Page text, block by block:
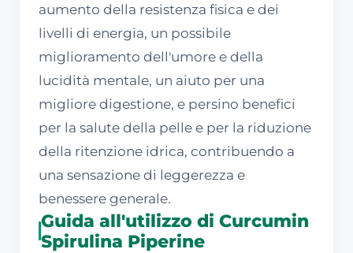
aumento della resistenza fisica e dei
livelli di energia, un possibile
miglioramento dell'umore e della
lucidità mentale, un aiuto per una
migliore digestione, e persino benefici
per la salute della pelle e per la riduzione
della ritenzione idrica, contribuendo a
una sensazione di leggerezza e
benessere generale.
Guida all'utilizzo di Curcumin
Spirulina Piperine